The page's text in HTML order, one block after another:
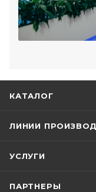
КАТАЛОГ
ЛИНИИ
УСЛУГИ
ПАРТНЕРЫ